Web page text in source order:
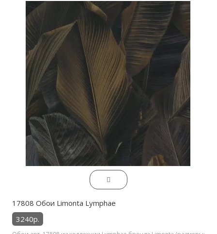
17808 Обои Limonta Lymphae
3240р.